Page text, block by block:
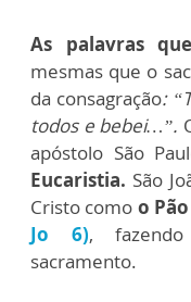
As palavras
mesmas que o
da consagração:
todos e bebei…”.
apóstolo São
Eucaristia. São
Cristo como o
Jo 6),
sacramento.